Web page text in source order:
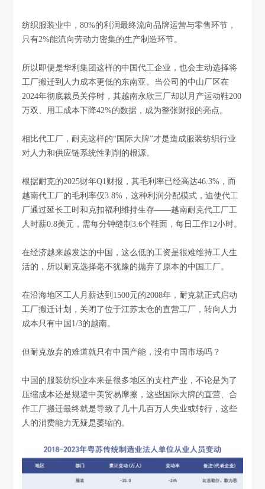
纺织服装业中，80%的利润最终流向品牌运营与零售环节，
只有2%能流向劳动力密集的生产制造环节。
所以即便是华利集团这样的中国代工企业，也会主动选择将
工厂搬迁到人力成本更低的东南亚。当公司的中山厂区在
2024年彻底裁员关停时，其越南永欣三厂却以月产运动鞋200
万双、用工成本下降42%的数据，成为整张财报的亮点。
相比代工厂，耐克这样的“国际大牌”才是造成服装纺织行业
对人力和供应链系统性剥削的根源。
根据耐克的2025财年Q1财报，其毛利率已经高达46.3%，而
越南代工厂的毛利率仅3.8%，这种利润分配模式，迫使代工
厂通过延长工时和克扣福利维持生存——越南耐克代工厂工
人时薪0.8美元，需每分钟缝制3.6个鞋面，每日工作12小时。
在经济越来越发达的中国，这么低的工资是很难维持工人生
活的，所以耐克选择毫不犹豫的抛弃了原本的中国工厂。
在沿海地区工人月薪达到1500元的2008年，耐克就正式启动
工厂搬迁计划，关闭了位于江苏太仓的直营工厂，转向人力
成本只有中国1/3的越南。
但耐克放弃的难道就只有中国产能，没有中国市场吗？
中国的服装纺织业本来是很多地区的支柱产业，不论是为了
压缩成本还是规避中美贸易摩擦，这些国际大牌的直营、合
作工厂搬迁最终就是导致了几十几百万人失业或转行，这些
人的消费能力无疑是萎缩的。